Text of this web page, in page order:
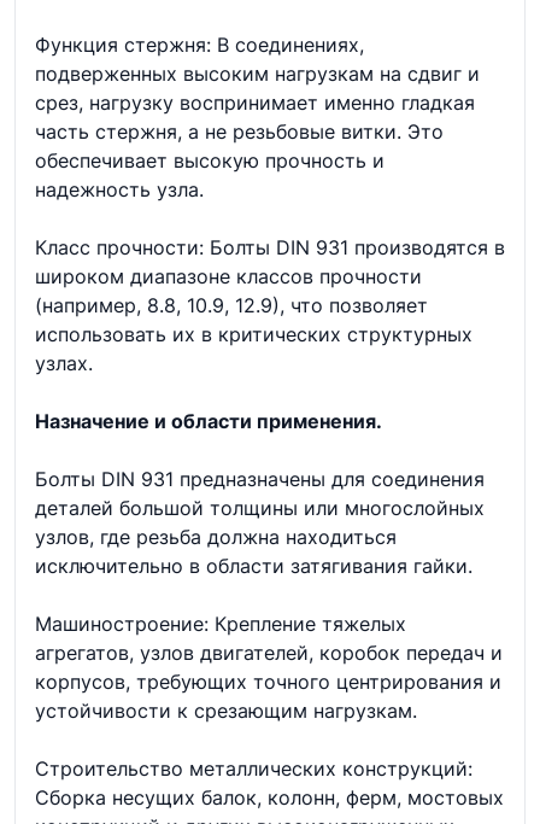
Функция стержня: В соединениях,
подверженных высоким нагрузкам на сдвиг и
срез, нагрузку воспринимает именно гладкая
часть стержня, а не резьбовые витки. Это
обеспечивает высокую прочность и
надежность узла.
Класс прочности: Болты DIN 931 производятся в
широком диапазоне классов прочности
(например, 8.8, 10.9, 12.9), что позволяет
использовать их в критических структурных
узлах.
Назначение и области применения.
Болты DIN 931 предназначены для соединения
деталей большой толщины или многослойных
узлов, где резьба должна находиться
исключительно в области затягивания гайки.
Машиностроение: Крепление тяжелых
агрегатов, узлов двигателей, коробок передач и
корпусов, требующих точного центрирования и
устойчивости к срезающим нагрузкам.
Строительство металлических конструкций:
Сборка несущих балок, колонн, ферм, мостовых